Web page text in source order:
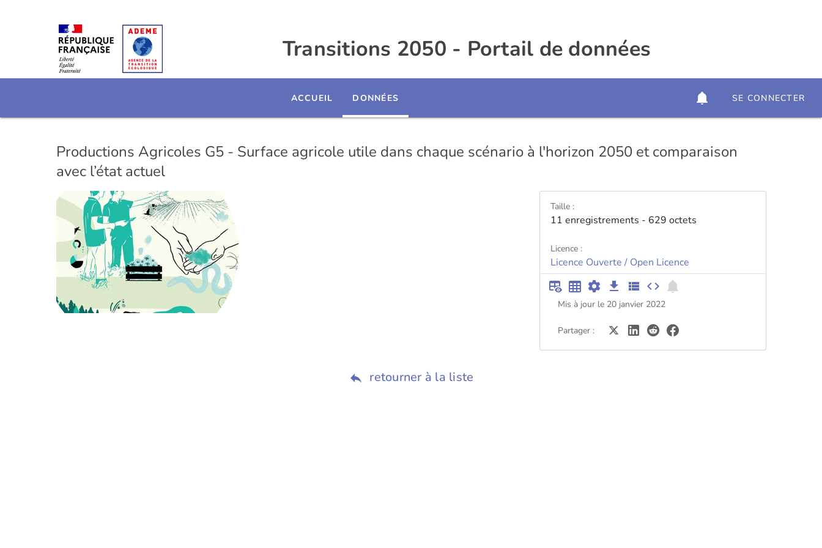
Transitions 2050 - Portail de données
ACCUEIL DONNÉES SE CONNECTER
Productions Agricoles G5 - Surface agricole utile dans chaque scénario à l'horizon 2050 et comparaison
avec l’état actuel
Taille :
11 enregistrements - 629 octets
Licence :
Licence Ouverte / Open Licence
Mis à jour le 20 janvier 2022
Partager :
retourner à la liste